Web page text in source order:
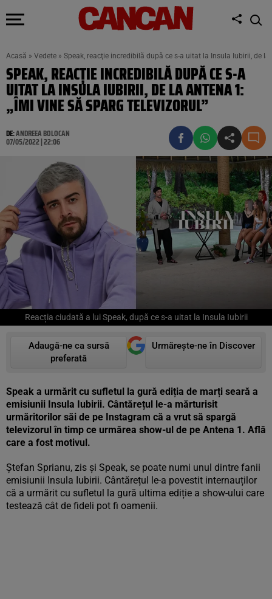
Acasă » Vedete » Speak, reacţie incredibilă după ce s-a uitat la Insula Iubirii, de
SPEAK, REACŢIE INCREDIBILĂ DUPĂ CE S-A
UITAT LA INSULA IUBIRII, DE LA ANTENA 1:
„ÎMI VINE SĂ SPARG TELEVIZORUL”
DE:ANDREEA BOLOCAN
07/05/2022 | 22:06
Reacția ciudată a lui Speak, după ce s-a uitat la Insula Iubirii
Adaugă-ne ca sursă
preferată
Urmărește-ne în Discover
Speak a urmărit cu sufletul la gură ediția de marți seară a
emisiunii Insula Iubirii. Cântărețul le-a mărturisit
urmăritorilor săi de pe Instagram că a vrut să spargă
televizorul în timp ce urmărea show-ul de pe Antena 1. Află
care a fost motivul.
Ștefan Sprianu, zis și Speak, se poate numi unul dintre fanii
emisiunii Insula Iubirii. Cântărețul le-a povestit internauților
că a urmărit cu sufletul la gură ultima ediție a show-ului care
testează cât de fideli pot fi oamenii.